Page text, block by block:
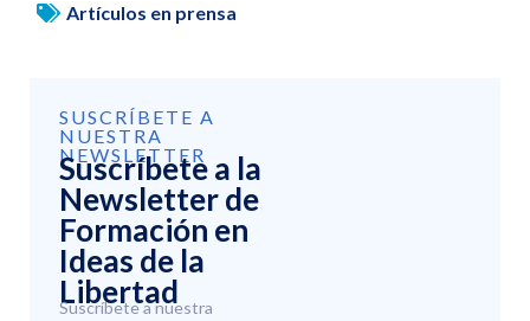
Artículos en prensa
SUSCRÍBETE A
NUESTRA
NEWSLETTER
Suscríbete a la
Newsletter de
Formación en
Ideas de la
Libertad
Suscríbete a nuestra